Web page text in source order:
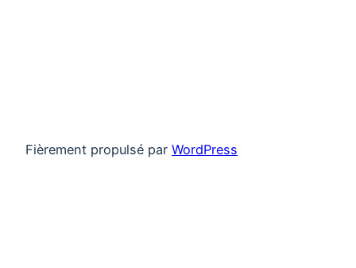
Fièrement propulsé par WordPress